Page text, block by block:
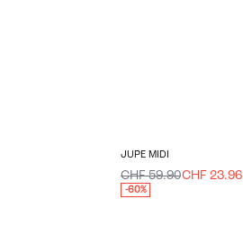
JUPE MIDI
CHF 59.90CHF 23.96
-60%